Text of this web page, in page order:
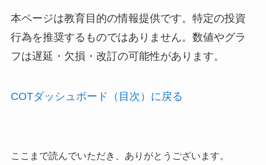
本ページは教育目的の情報提供です。特定の投資
行為を推奨するものではありません。数値やグラ
フは遅延・欠損・改訂の可能性があります。
COTダッシュボード（目次）に戻る
ここまで読んでいただき、ありがとうございます。